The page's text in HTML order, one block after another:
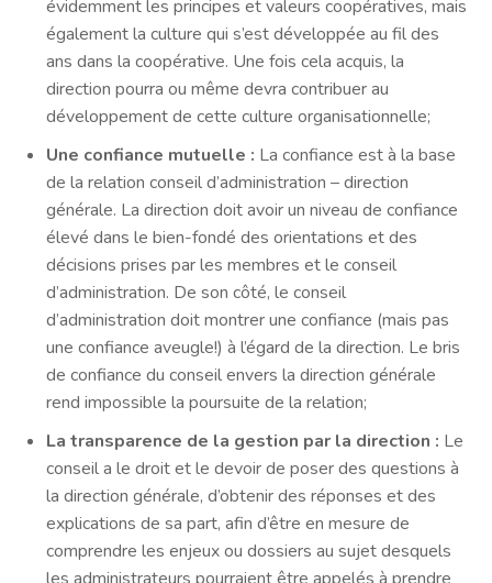
évidemment les principes et valeurs coopératives, mais
également la culture qui s’est développée au fil des
ans dans la coopérative. Une fois cela acquis, la
direction pourra ou même devra contribuer au
développement de cette culture organisationnelle;
Une confiance mutuelle : La confiance est à la base
de la relation conseil d’administration – direction
générale. La direction doit avoir un niveau de confiance
élevé dans le bien-fondé des orientations et des
décisions prises par les membres et le conseil
d’administration. De son côté, le conseil
d’administration doit montrer une confiance (mais pas
une confiance aveugle!) à l’égard de la direction. Le bris
de confiance du conseil envers la direction générale
rend impossible la poursuite de la relation;
La transparence de la gestion par la direction : Le
conseil a le droit et le devoir de poser des questions à
la direction générale, d’obtenir des réponses et des
explications de sa part, afin d’être en mesure de
comprendre les enjeux ou dossiers au sujet desquels